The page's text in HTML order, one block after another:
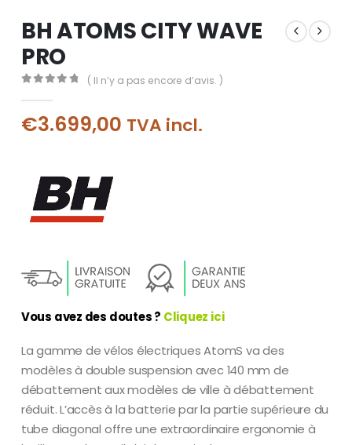
BH ATOMS CITY WAVE
PRO
( Il n’y a pas encore d’avis. )
€3.699,00 TVA incl.
Vous avez des doutes ? Cliquez ici
La gamme de vélos électriques AtomS va des
modèles à double suspension avec 140 mm de
débattement aux modèles de ville à débattement
réduit. L’accès à la batterie par la partie supérieure du
tube diagonal offre une extraordinaire ergonomie à